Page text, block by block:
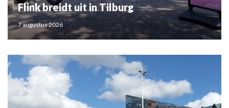
Flink breidt uit in Tilburg
7 augustus 2026